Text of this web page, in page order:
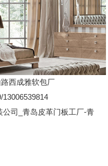
西成雅软包厂
13006539814
公司_青岛皮革门板工厂-青